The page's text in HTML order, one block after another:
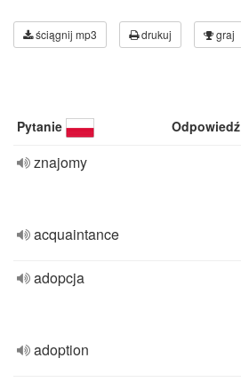
ściągnij mp3 drukuj graj
Pytanie Odpowiedź
znajomy
acquaintance
adopcja
adoption